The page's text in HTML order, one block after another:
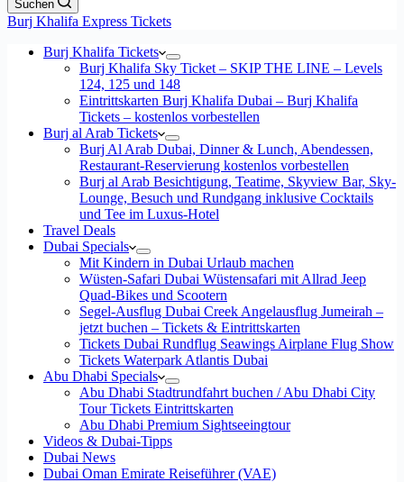
Suchen
Burj Khalifa Express Tickets
Burj Khalifa Tickets
Burj Khalifa Sky Ticket – SKIP THE LINE – Levels
124, 125 und 148
Eintrittskarten Burj Khalifa Dubai – Burj Khalifa
Tickets – kostenlos vorbestellen
Burj al Arab Tickets
Burj Al Arab Dubai, Dinner & Lunch, Abendessen,
Restaurant-Reservierung kostenlos vorbestellen
Burj al Arab Besichtigung, Teatime, Skyview Bar, Sky-
Lounge, Besuch und Rundgang inklusive Cocktails
und Tee im Luxus-Hotel
Travel Deals
Dubai Specials
Mit Kindern in Dubai Urlaub machen
Wüsten-Safari Dubai Wüstensafari mit Allrad Jeep
Quad-Bikes und Scootern
Segel-Ausflug Dubai Creek Angelausflug Jumeirah –
jetzt buchen – Tickets & Eintrittskarten
Tickets Dubai Rundflug Seawings Airplane Flug Show
Tickets Waterpark Atlantis Dubai
Abu Dhabi Specials
Abu Dhabi Stadtrundfahrt buchen / Abu Dhabi City
Tour Tickets Eintrittskarten
Abu Dhabi Premium Sightseeingtour
Videos & Dubai-Tipps
Dubai News
Dubai Oman Emirate Reiseführer (VAE)